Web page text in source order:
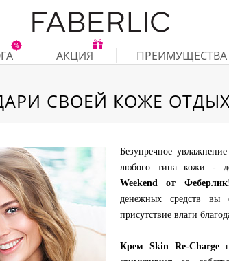
АКЦИЯ ПРЕИМУЩЕСТВА
СВОЕЙ КОЖЕ
Безупречное
любого типа кожи -
Weekend от Феберлик
денежных средств вы
присутствие влаги
Крем Skin Re-Charge